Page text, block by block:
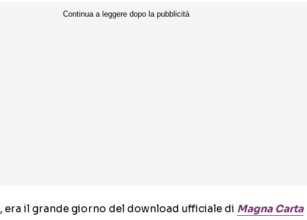
, era il grande giorno del download ufficiale di Magna Carta